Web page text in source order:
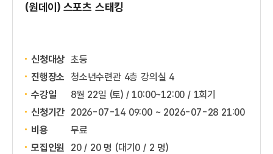
(원데이) 스포츠 스태킹
신청대상 초등
진행장소 청소년수련관 4층 강의실 4
수강일
8월 22일 (토) / 10:00~12:00 / 1회기
신청기간 2026-07-14 09:00 ~ 2026-07-28 21:00
비용
무료
모집인원
20 / 20 명 (대기0 / 2 명)